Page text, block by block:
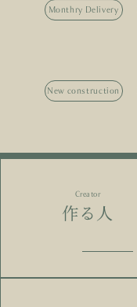
Monthry Delivery
New construction
Creator
作る人